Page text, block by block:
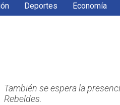
Deportes Economía
También se espera la
Rebeldes.